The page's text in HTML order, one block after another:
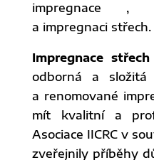
impregnace ,
a impregnaci střech.
Impregnace střech
odborná a složitá
a renomované
mít kvalitní a
Asociace IICRC v
zveřejnily příběhy